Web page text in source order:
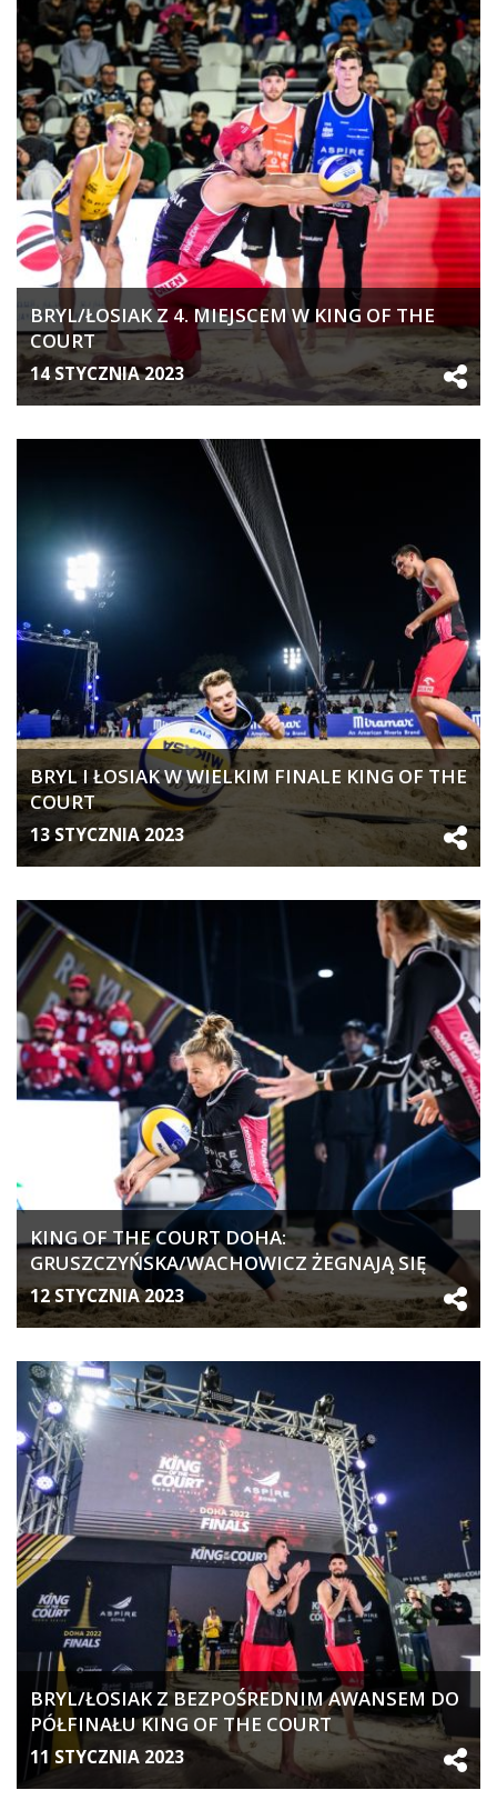
BRYL/ŁOSIAK Z 4. MIEJSCEM W KING OF THE
COURT
14 STYCZNIA 2023
BRYL I ŁOSIAK W WIELKIM FINALE KING OF THE
COURT
13 STYCZNIA 2023
KING OF THE COURT DOHA:
GRUSZCZYŃSKA/WACHOWICZ ŻEGNAJĄ SIĘ
TURNIEJEM, BRYL/ŁOSIAK POZNALI RYWALI
12 STYCZNIA 2023
BRYL/ŁOSIAK Z BEZPOŚREDNIM AWANSEM DO
PÓŁFINAŁU KING OF THE COURT
11 STYCZNIA 2023